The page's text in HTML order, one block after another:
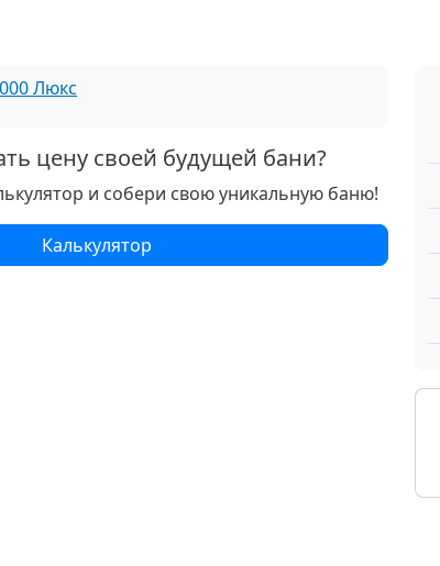
цену своей будущей бани?
и собери свою уникальную баню!
Калькулятор